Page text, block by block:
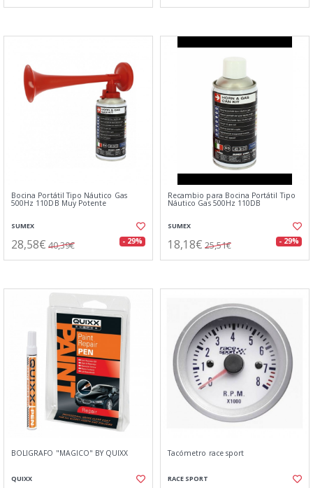
Bocina Portátil Tipo Náutico Gas
500Hz 110DB Muy Potente
SUMEX
28,58€ 40,39€ - 29%
Recambio para Bocina Portátil Tipo
Náutico Gas 500Hz 110DB
SUMEX
18,18€ 25,51€ - 29%
BOLIGRAFO "MAGICO" BY QUIXX
QUIXX
Tacómetro race sport
RACE SPORT